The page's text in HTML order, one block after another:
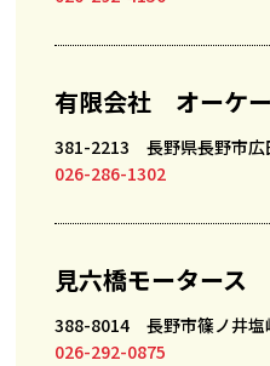
有限会社 オーケ
381-2213 長野県長野市広
026-286-1302
見六橋モータース
388-8014 長野市篠ノ井塩
026-292-0875